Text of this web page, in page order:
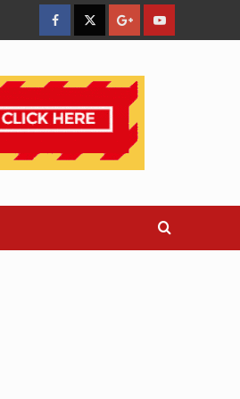
facebookTwitterGoogleYouTube